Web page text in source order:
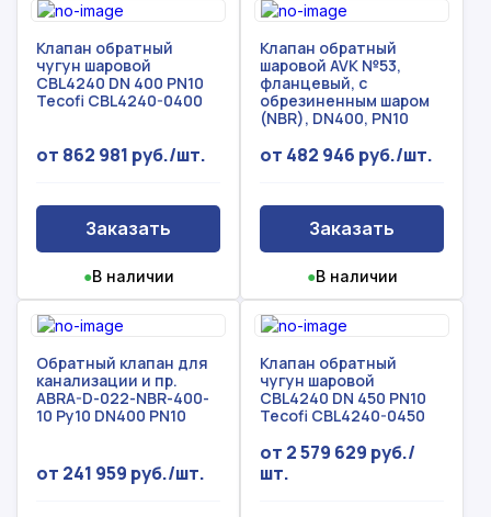
Клапан обратный
чугун шаровой
CBL4240 DN 400 PN10
Tecofi CBL4240-0400
от 862 981 руб./шт.
Заказать
●В наличии
Клапан обратный
шаровой AVK №53,
фланцевый, с
обрезиненным шаром
(NBR), DN400, PN10
от 482 946 руб./шт.
Заказать
●В наличии
Обратный клапан для
канализации и пр.
ABRA-D-022-NBR-400-
10 Ру10 DN400 PN10
от 241 959 руб./шт.
Клапан обратный
чугун шаровой
CBL4240 DN 450 PN10
Tecofi CBL4240-0450
от 2 579 629 руб./
шт.